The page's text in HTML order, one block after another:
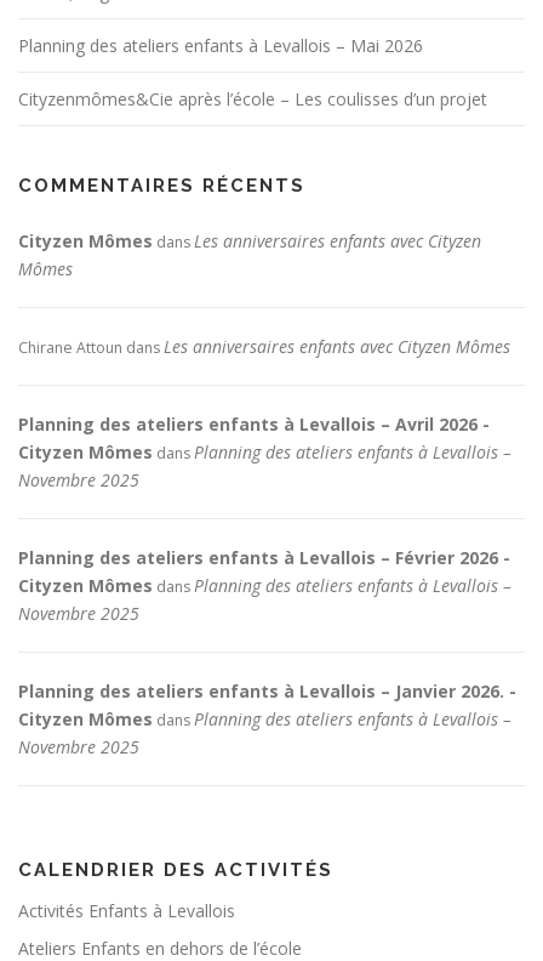
Planning des ateliers enfants à Levallois – Mai 2026
Cityzenmômes&Cie après l’école – Les coulisses d’un projet
COMMENTAIRES RÉCENTS
Cityzen Mômes dansLes anniversaires enfants avec Cityzen
Mômes
Chirane Attoun dansLes anniversaires enfants avec Cityzen Mômes
Planning des ateliers enfants à Levallois – Avril 2026 -
Cityzen Mômes dansPlanning des ateliers enfants à Levallois –
Novembre 2025
Planning des ateliers enfants à Levallois – Février 2026 -
Cityzen Mômes dansPlanning des ateliers enfants à Levallois –
Novembre 2025
Planning des ateliers enfants à Levallois – Janvier 2026. -
Cityzen Mômes dansPlanning des ateliers enfants à Levallois –
Novembre 2025
CALENDRIER DES ACTIVITÉS
Activités Enfants à Levallois
Ateliers Enfants en dehors de l’école